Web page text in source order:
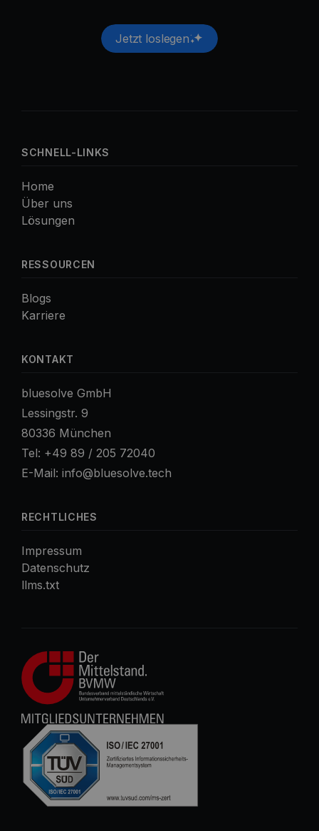
Jetzt loslegen
SCHNELL-LINKS
Home
Über uns
Lösungen
RESSOURCEN
Blogs
Karriere
KONTAKT
bluesolve GmbH
Lessingstr. 9
80336 München
Tel: +49 89 / 205 72040
E-Mail: info@bluesolve.tech
RECHTLICHES
Impressum
Datenschutz
llms.txt